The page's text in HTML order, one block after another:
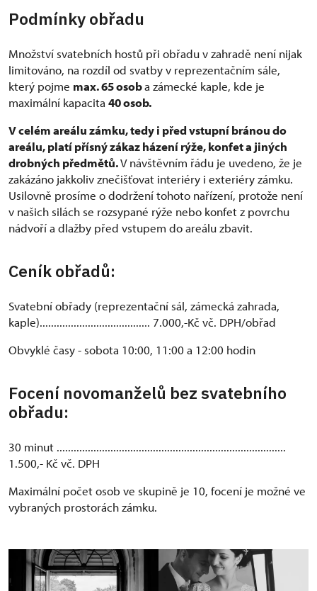
Podmínky obřadu
Množství svatebních hostů při obřadu v zahradě není nijak
limitováno, na rozdíl od svatby v reprezentačním sále,
který pojme max. 65 osoba zámecké kaple, kde je
maximální kapacita 40 osob.
V celém areálu zámku, tedy i před vstupní bránou do
areálu, platí přísný zákaz házení rýže, konfet a jiných
drobných předmětů.V návštěvním řádu je uvedeno, že je
zakázáno jakkoliv znečišťovat interiéry i exteriéry zámku.
Usilovně prosíme o dodržení tohoto nařízení, protože není
v našich silách se rozsypané rýže nebo konfet z povrchu
nádvoří a dlažby před vstupem do areálu zbavit.
Ceník obřadů:
Svatební obřady (reprezentační sál, zámecká zahrada,
kaple)....................................... 7.000,-Kč vč. DPH/obřad
Obvyklé časy - sobota 10:00, 11:00 a 12:00 hodin
Focení novomanželů bez svatebního
obřadu:
30 minut .................................................................................
1.500,- Kč vč. DPH
Maximální počet osob ve skupině je 10, focení je možné ve
vybraných prostorách zámku.